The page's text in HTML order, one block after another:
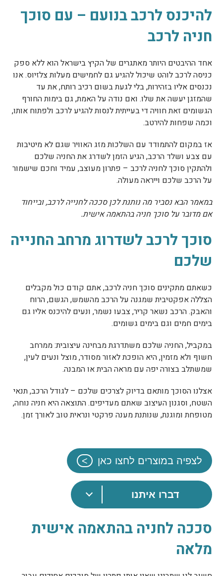
להיכנס לרכב בנועם – עם סוכך
חניה לרכב
אחד ההיבטים היותר מאתגרים של הקיץ בישראל הוא ללא ספק
כניסה לרכב לוהט שיכול להגיע גם לחמישים מעלות צלזיוס. אנו
נכנסים אליו בזהירות, בלי לגעת בשום רכיב רותח, את עד
שהמזגן יעשה את שלו. ואם נודה על האמת, גם בימות החורף
הגשומים זאת חוויה די בעייתית לנסות להגיע לרכב ולפתוח אותו,
וכמה שפחות להירטב.
אז במקום להתמודד עם השלכות מזג האוויר שגם לא מיטיבות
עם צבע ושלד הרכב, הגיע הזמן לשדרג את החניה שלכם
ולהתקין סוכך לחניה לרכב – פתרון מעוצב, עמיד וחכם שישמור
על הרכב שלכם וייראה מעולה.
במאמר הבא נסביר מה נותנת לכן סככה לחנייה לרכב, ובייחוד
אם מדובר על סוכך חניה בהתאמה אישית.
סוכך לרכב לשדרוג מרחב החנייה
שלכם
כשאתם מתקינים סוכך חניה לרכב, אתם קודם כול מקבלים
הצללה אפקטיבית שמגנה על הרכב מהשמש, הגשם, הרוח
והאבק. הרכב נשאר קריר, צבעו נשמר, ונעים להיכנס אליו גם
בימים חמים וגם בימים גשומים.
במקביל, החניה שלכם משתדרגת מבחינה עיצובית: ממרחב
חשוף ולא מזמין, היא הופכת לאזור מסודר, מוצל ונעים לעין,
שמשתלב בצורה יפה עם מראה הבית או המבנה.
אצלנו הסוכך מותאם בדיוק לצרכים שלכם – לגודל הרכב, תנאי
השטח, וסגנון העיצוב שאתם מעדיפים. התוצאה היא חניה נוחה,
מטופחת ומוגנת, שנותנת מענה פרקטי ונראית טוב לאורך זמן.
לצפיה במוצרים לחצו כאן
דברו איתנו
סככה לחניה בהתאמה אישית
מלאה